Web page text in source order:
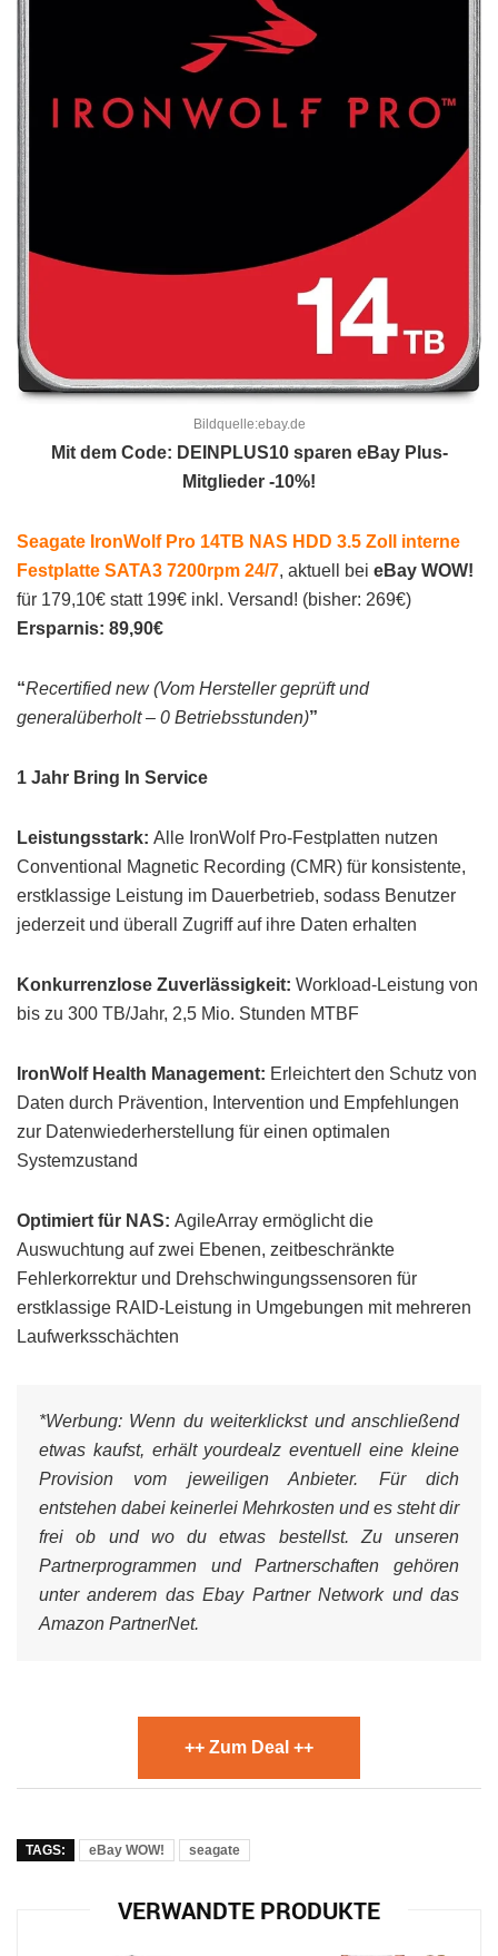
Bildquelle:ebay.de
Mit dem Code: DEINPLUS10 sparen eBay Plus-
Mitglieder -10%!
Seagate IronWolf Pro 14TB NAS HDD 3.5 Zoll interne
Festplatte SATA3 7200rpm 24/7, aktuell bei eBay WOW!
für 179,10€ statt 199€ inkl. Versand! (bisher: 269€)
Ersparnis: 89,90€
“Recertified new (Vom Hersteller geprüft und
generalüberholt – 0 Betriebsstunden)”
1 Jahr Bring In Service
Leistungsstark: Alle IronWolf Pro-Festplatten nutzen
Conventional Magnetic Recording (CMR) für konsistente,
erstklassige Leistung im Dauerbetrieb, sodass Benutzer
jederzeit und überall Zugriff auf ihre Daten erhalten
Konkurrenzlose Zuverlässigkeit: Workload-Leistung von
bis zu 300 TB/Jahr, 2,5 Mio. Stunden MTBF
IronWolf Health Management: Erleichtert den Schutz von
Daten durch Prävention, Intervention und Empfehlungen
zur Datenwiederherstellung für einen optimalen
Systemzustand
Optimiert für NAS: AgileArray ermöglicht die
Auswuchtung auf zwei Ebenen, zeitbeschränkte
Fehlerkorrektur und Drehschwingungssensoren für
erstklassige RAID-Leistung in Umgebungen mit mehreren
Laufwerksschächten
*Werbung: Wenn du weiterklickst und anschließend
etwas kaufst, erhält yourdealz eventuell eine kleine
Provision vom jeweiligen Anbieter. Für dich
entstehen dabei keinerlei Mehrkosten und es steht dir
frei ob und wo du etwas bestellst. Zu unseren
Partnerprogrammen und Partnerschaften gehören
unter anderem das Ebay Partner Network und das
Amazon PartnerNet.
++ Zum Deal ++
TAGS: eBay WOW! seagate
VERWANDTE PRODUKTE